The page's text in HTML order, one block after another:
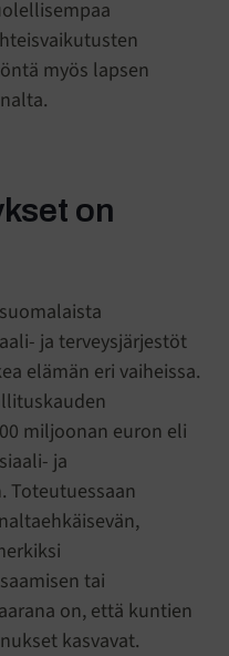
myös lapsen
on
ja terveysjärjestöt
elämän eri vaiheissa.
miljoonan euron eli
ja
Toteutuessaan
tai
on, että kuntien
kasvavat.